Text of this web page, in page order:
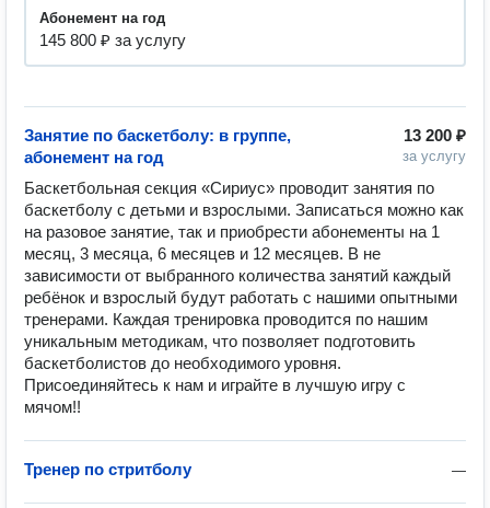
абонемент на год
145 800 ₽ за услугу
13 200 ₽
за услугу
Занятие по баскетболу: в группе,
абонемент на год
Баскетбольная секция «Сириус» проводит занятия по
баскетболу с детьми и взрослыми. Записаться можно как
на разовое занятие, так и приобрести абонементы на 1
месяц, 3 месяца, 6 месяцев и 12 месяцев. В не
зависимости от выбранного количества занятий каждый
ребёнок и взрослый будут работать с нашими опытными
тренерами. Каждая тренировка проводится по нашим
уникальным методикам, что позволяет подготовить
баскетболистов до необходимого уровня.
Присоединяйтесь к нам и играйте в лучшую игру с
мячом!!
—
Тренер по стритболу